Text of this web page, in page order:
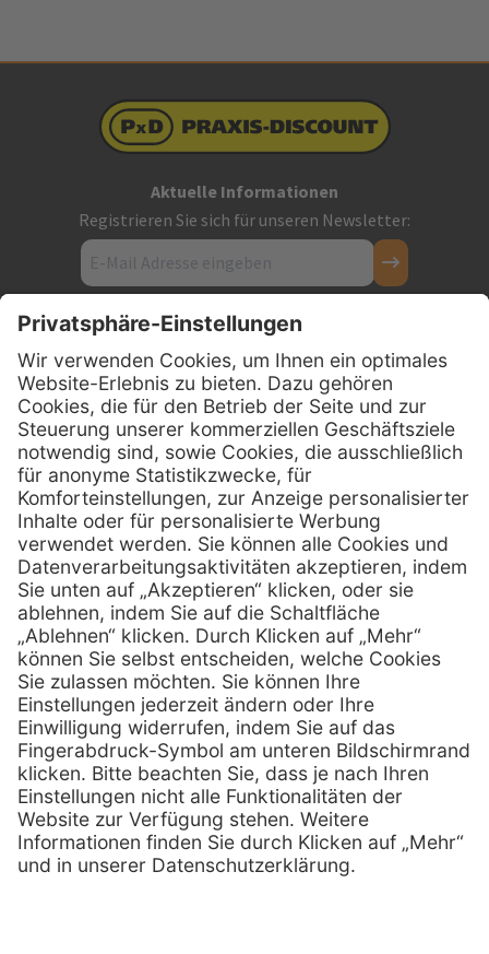
Aktuelle Informationen
Registrieren Sie sich für unseren Newsletter:
Kontakt
Firmensitz
PxD Praxis-Discount GmbH
Hans-Wunderlich-Straße 7
D-49078 Osnabrück
Telefon: 0800 - 600 66 30
Telefon:0800 - 07 01 96
E-Mail:info @ praxis-discount.de
Services
Serviceversprechen
Sprechstundenbedarf
Retoure anmelden
Hilfe
FAQs
Kontakt
Lob & Kritik
Zertifikat Rechtliches
Impressum
Datenschutz
AGB